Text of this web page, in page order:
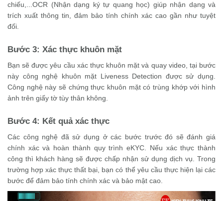
chiếu,...OCR (Nhận dạng ký tự quang học) giúp nhận dạng và
trích xuất thông tin, đảm bảo tính chính xác cao gần như tuyệt
đối.
Bước 3: Xác thực khuôn mặt
Bạn sẽ được yêu cầu xác thực khuôn mặt và quay video, tại bước
này công nghệ khuôn mặt Liveness Detection được sử dụng.
Công nghệ này sẽ chứng thực khuôn mặt có trùng khớp với hình
ảnh trên giấy tờ tùy thân không.
Bước 4: Kết quả xác thực
Các công nghệ đã sử dụng ở các bước trước đó sẽ đánh giá
chính xác và hoàn thành quy trình eKYC. Nếu xác thực thành
công thì khách hàng sẽ được chấp nhận sử dụng dịch vụ. Trong
trường hợp xác thực thất bại, bạn có thể yêu cầu thực hiện lại các
bước để đảm bảo tính chính xác và bảo mật cao.